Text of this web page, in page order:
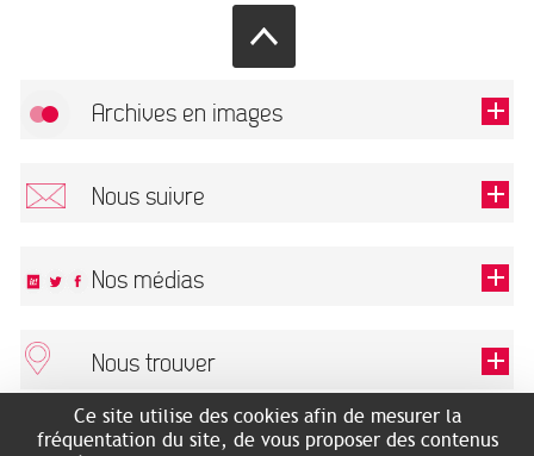
Archives en images
Nous suivre
Ce champ est exigé.
Nos médias
Nous trouver
ARCHIVES MUNICIPALES
RECHERCHES GÉNÉALOGIQUES
Ce site utilise des cookies afin de mesurer la
fréquentation du site, de vous proposer des contenus